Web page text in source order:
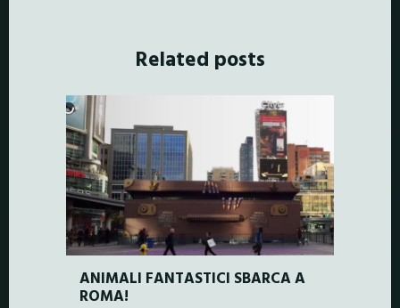
Related posts
ANIMALI FANTASTICI SBARCA A
ROMA!